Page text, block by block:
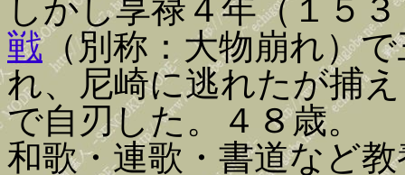
しかし享禄４年（１５
戦（別称：大物崩れ）
れ、尼崎に逃れたが捕
で自刃した。４８歳。
和歌・連歌・書道など